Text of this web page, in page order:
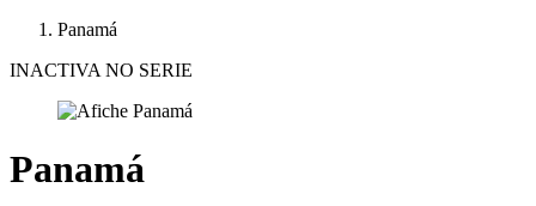
Panamá
INACTIVA NO SERIE
Panamá